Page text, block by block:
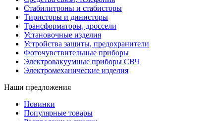
Стабилитроны и стабисторы
Тиристоры и динисторы
Трансформаторы, дроссели
Установочные изделия
Устройства защиты, предохранители
Фоточувствительные приборы
Электровакуумные приборы СВЧ
Электромеханические изделия
Наши предложения
Новинки
Популярные товары